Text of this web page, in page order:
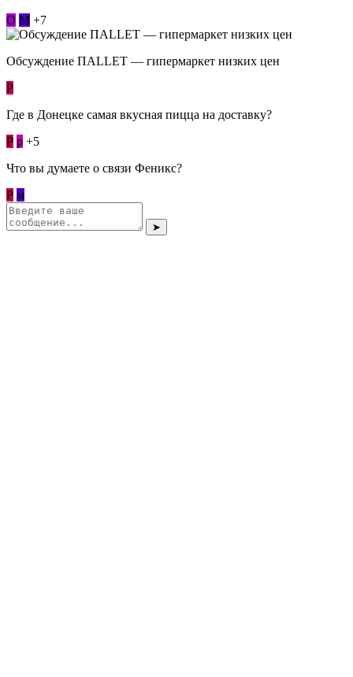
О М +7
Обсуждение ПАLLЕТ — гипермаркет низких цен
Р
Где в Донецке самая вкусная пицца на доставку?
Р p +5
Что вы думаете о связи Феникс?
Р м
➤